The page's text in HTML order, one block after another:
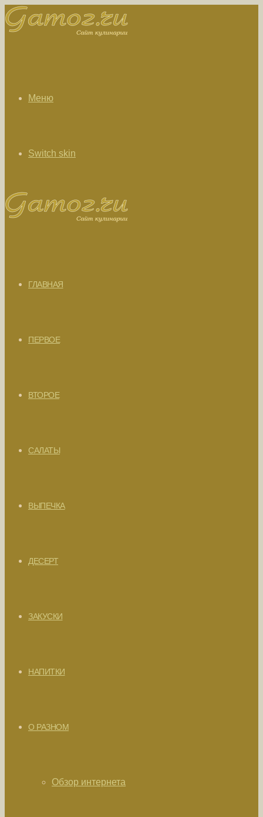
Меню
Switch skin
ГЛАВНАЯ
ПЕРВОЕ
ВТОРОЕ
САЛАТЫ
ВЫПЕЧКА
ДЕСЕРТ
ЗАКУСКИ
НАПИТКИ
О РАЗНОМ
Обзор интернета